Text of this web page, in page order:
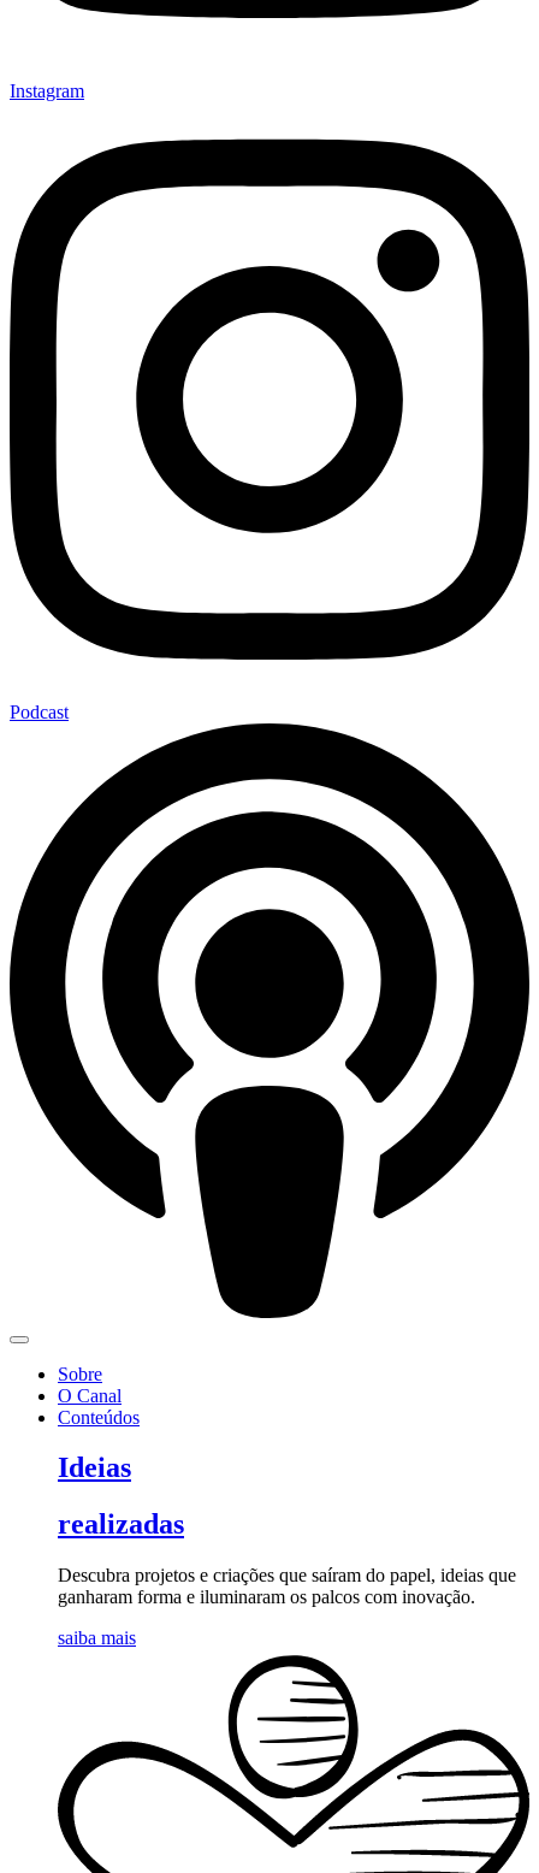
Instagram
Podcast
Sobre
O Canal
Conteúdos
Ideias
realizadas
Descubra projetos e criações que saíram do papel, ideias que
ganharam forma e iluminaram os palcos com inovação.
saiba mais